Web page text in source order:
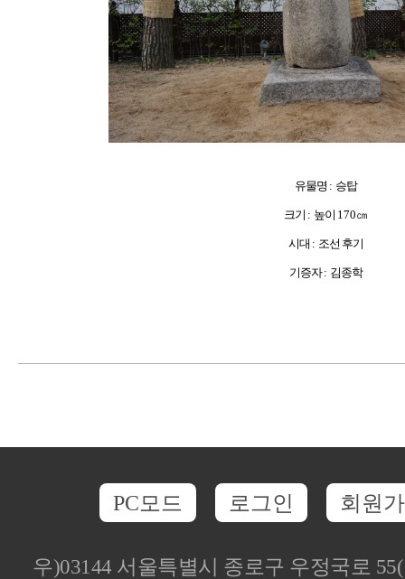
유물명 : 승탑
크기 : 높이 170㎝
시대 : 조선 후기
기증자: 김종학
PC모드 로그인 회원
우)03144 서울특별시 종로구 우정국로